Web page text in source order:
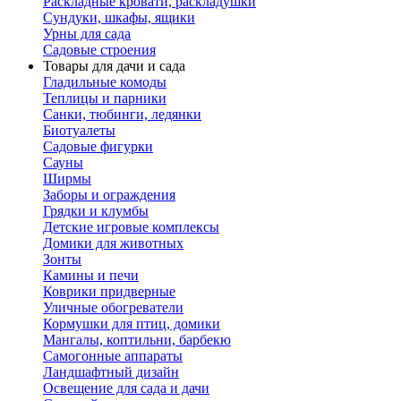
Сундуки, шкафы, ящики
Урны для сада
Садовые строения
Товары для дачи и сада
Гладильные комоды
Теплицы и парники
Санки, тюбинги, ледянки
Биотуалеты
Садовые фигурки
Сауны
Ширмы
Заборы и ограждения
Грядки и клумбы
Детские игровые комплексы
Домики для животных
Зонты
Камины и печи
Коврики придверные
Уличные обогреватели
Кормушки для птиц, домики
Мангалы, коптильни, барбекю
Самогонные аппараты
Ландшафтный дизайн
Освещение для сада и дачи